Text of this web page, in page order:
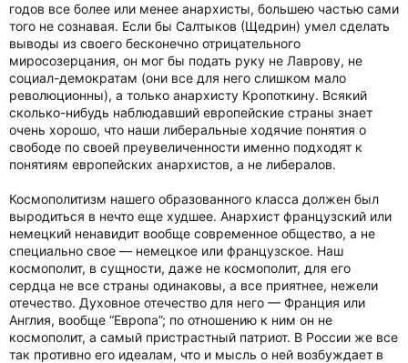
годов все более или менее анархисты, большею частью сами
того не сознавая. Если бы Салтыков (Щедрин) умел сделать
выводы из своего бесконечно отрицательного
миросозерцания, он мог бы подать руку не Лаврову, не
социал-демократам (они все для него слишком мало
революционны), а только анархисту Кропоткину. Всякий
сколько-нибудь наблюдавший европейские страны знает
очень хорошо, что наши либеральные ходячие понятия о
свободе по своей преувеличенности именно подходят к
понятиям европейских анархистов, а не либералов.
Космополитизм нашего образованного класса должен был
выродиться в нечто еще худшее. Анархист французский или
немецкий ненавидит вообще современное общество, а не
специально свое — немецкое или французское. Наш
космополит, в сущности, даже не космополит, для его
сердца не все страны одинаковы, а все приятнее, нежели
отечество. Духовное отечество для него — Франция или
Англия, вообще “Европа”; по отношению к ним он не
космополит, а самый пристрастный патриот. В России же все
так противно его идеалам, что и мысль о ней возбуждает в